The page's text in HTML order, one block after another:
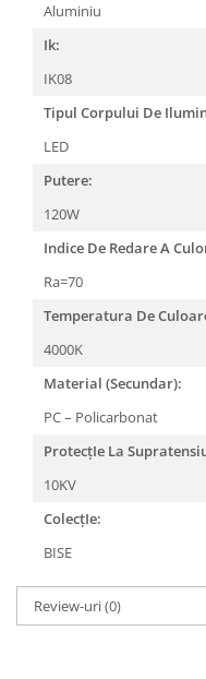
Aluminiu
Ik:
IK08
Tipul Corpului De
LED
Putere:
120W
Indice De Redare A
Ra=70
Temperatura De
4000K
Material (Secundar):
PC – Policarbonat
ProtecțIe La
10KV
ColecțIe:
BISE
Review-uri(0)